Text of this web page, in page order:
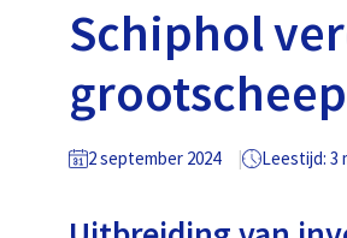
Schiphol
2 september 2024 Leestijd: 3